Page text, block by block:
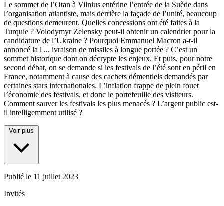
Le sommet de l’Otan à Vilnius entérine l’entrée de la Suède dans
l’organisation atlantiste, mais derrière la façade de l’unité, beaucoup
de questions demeurent. Quelles concessions ont été faites à la
Turquie ? Volodymyr Zelensky peut-il obtenir un calendrier pour la
candidature de l’Ukraine ? Pourquoi Emmanuel Macron a-t-il
annoncé la l ... ivraison de missiles à longue portée ? C’est un
sommet historique dont on décrypte les enjeux. Et puis, pour notre
second débat, on se demande si les festivals de l’été sont en péril en
France, notamment à cause des cachets démentiels demandés par
certaines stars internationales. L’inflation frappe de plein fouet
l’économie des festivals, et donc le portefeuille des visiteurs.
Comment sauver les festivals les plus menacés ? L’argent public est-
il intelligemment utilisé ?
Voir plus
Publié le 11 juillet 2023
Invités